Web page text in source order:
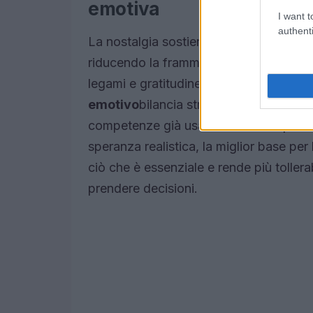
I want
emotiva
La nostalgia sostiene l’
riducendo la frammentazione.
legami e gratitudine, stimolando
emotivobilancia stress, solitudine o
competenze già usate e successi
speranza realistica, la miglior base
ciò che è essenziale e rende più
prendere decisioni.